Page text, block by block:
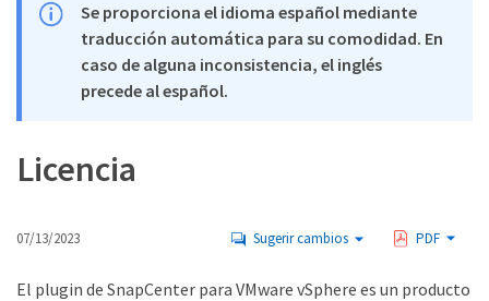
Se proporciona el idioma español mediante
traducción automática para su comodidad. En
caso de alguna inconsistencia, el inglés
precede al español.
Licencia
07/13/2023 Sugerir cambios PDF
El plugin de SnapCenter para VMware vSphere es un producto